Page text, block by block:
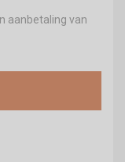
aanbetaling van